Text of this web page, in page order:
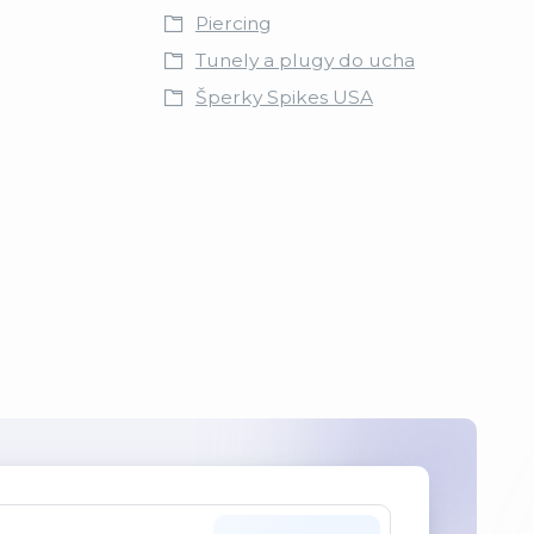
Piercing
Tunely a plugy do ucha
Šperky Spikes USA